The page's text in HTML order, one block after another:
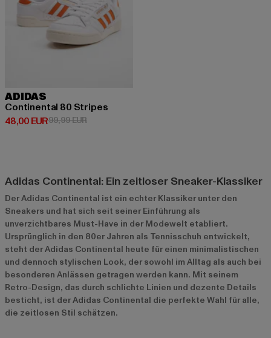
ADIDAS
Continental 80 Stripes
48,00 EUR
Derzeitiger Preis: 48,00 EUR
99,99 EURAktionspreis: 99,99 EUR
Adidas Continental: Ein zeitloser Sneaker-Klassiker
Der Adidas Continental ist ein echter Klassiker unter den
Sneakers und hat sich seit seiner Einführung als
unverzichtbares Must-Have in der Modewelt etabliert.
Ursprünglich in den 80er Jahren als Tennisschuh entwickelt,
steht der Adidas Continental heute für einen minimalistischen
und dennoch stylischen Look, der sowohl im Alltag als auch bei
besonderen Anlässen getragen werden kann. Mit seinem
Retro-Design, das durch schlichte Linien und dezente Details
besticht, ist der Adidas Continental die perfekte Wahl für alle,
die zeitlosen Stil schätzen.